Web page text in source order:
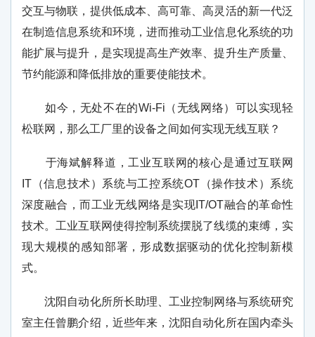
交互与物联，提供低成本、高可靠、高灵活的新一代泛
在制造信息系统和环境，进而推动工业信息化系统的功
能扩展与提升，是实现提高生产效率、提升生产质量、
节约能源和降低排放的重要使能技术。
如今，无处不在的Wi-Fi（无线网络）可以实现轻
松联网，那么工厂里的设备之间如何实现无线互联？
于海斌解释道，工业互联网的核心是通过互联网
IT（信息技术）系统与工控系统OT（操作技术）系统
深度融合，而工业无线网络是实现IT/OT融合的革命性
技术。工业互联网使得控制系统摆脱了线缆的束缚，实
现大规模的感知部署，形成数据驱动的优化控制新模
式。
沈阳自动化所所长助理、工业控制网络与系统研究
室主任曾鹏介绍，近些年来，沈阳自动化所在国内牵头